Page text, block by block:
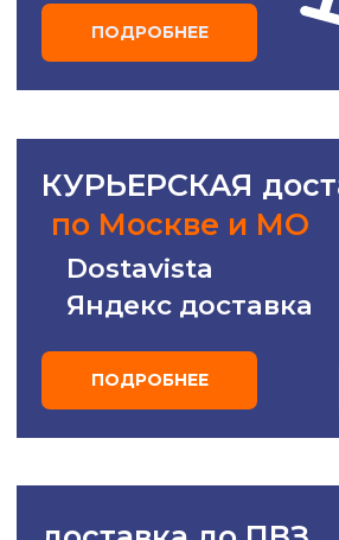
Деловые линии
по всей России